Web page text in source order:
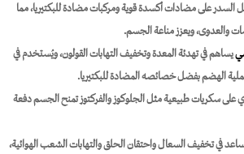
على مضادات أكسدة قوية ومركبات مضادة للبكتيريا، مما
والعدوى، ويعزز مناعة الجسم.
يساهم في تهدئة المعدة وتخفيف التهابات القولون، ويُستخدم في
الهضم بفضل خصائصه المضادة للبكتيريا.
على سكريات طبيعية مثل الجلوكوز والفركتوز تمنح الجسم دفعة
في تخفيف السعال واحتقان الحلق والتهابات الشعب الهوائية،